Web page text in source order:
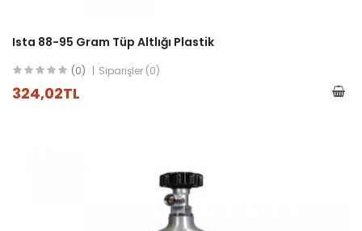
Ista 88-95 Gram Tüp Altlığı Plastik
(0) Siparişler (0)
324,02TL